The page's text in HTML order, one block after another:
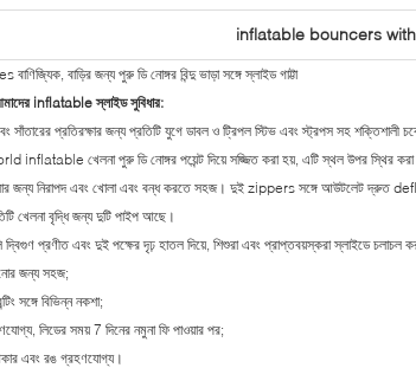
inflatable bouncers
বাড়ির জন্য পুরু ডি নোঙ্গর বিন্দু ভাড়া সঙ্গে স্লাইড গাট্টা
inflatable স্লাইড সুবিধার:
সাঁতারের প্রতিরক্ষার জন্য প্রতিটি যুগে ডাবল ও ট্রিপল স্টিভ এবং স্ট্রপস সহ শক্তিশালী
inflatable খেলনা পুরু ডি নোঙ্গর পয়েন্ট দিয়ে সজ্জিত করা হয়, এটি স্থল উপর স্থির করা
জন্য নিরাপদ এবং খোলা এবং বন্ধ করতে সহজ। দুই zippers সঙ্গে আউটলেট দ্রুত
খেলনা বৃদ্ধি জন্য দুটি পাইপ আছে।
প্রণীত এবং দুই পক্ষের দৃঢ় হাতল দিয়ে, শিশুরা এবং প্রাপ্তবয়স্করা স্লাইডে চলাচল
জন্য সহজ;
সঙ্গে বিভিন্ন নকশা;
লিডের সময় 7 দিনের নমুনা ফি পাওয়ার পর;
এবং রঙ গ্রহণযোগ্য।